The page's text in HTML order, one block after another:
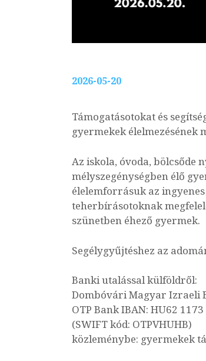
2026-05-20
Támogatásotokat és
gyermekek élelmezésének
Az iskola, óvoda, bölcsőde
mélyszegénységben élő
élelemforrásuk az
teherbírásotoknak
szünetben éhező gyermek.
Segélygyűjtéshez az
Banki utalással külföldről:
Dombóvári Magyar Izraeli
OTP Bank IBAN: HU62
(SWIFT kód: OTPVHUHB)
közleménybe: gyermekek